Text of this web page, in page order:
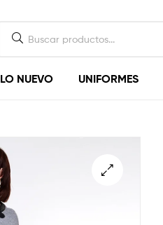
LO NUEVO UNIFORMES